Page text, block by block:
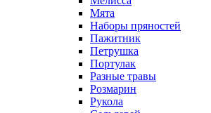
Мята
Наборы пряностей
Пажитник
Петрушка
Портулак
Разные травы
Розмарин
Рукола